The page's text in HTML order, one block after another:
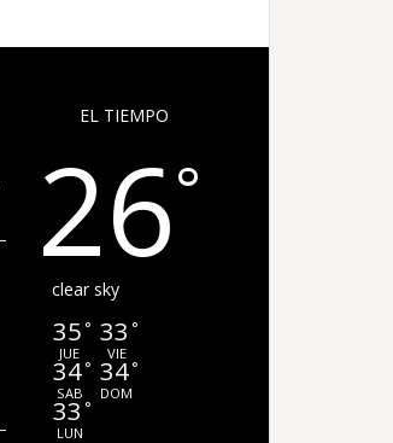
EL TIEMPO
26°
clear sky
35 °
JUE
33 °
VIE
34°
SAB
34°
DOM
33 °
LUN